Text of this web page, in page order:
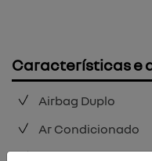
Características e
Airbag Duplo
Ar Condicionado